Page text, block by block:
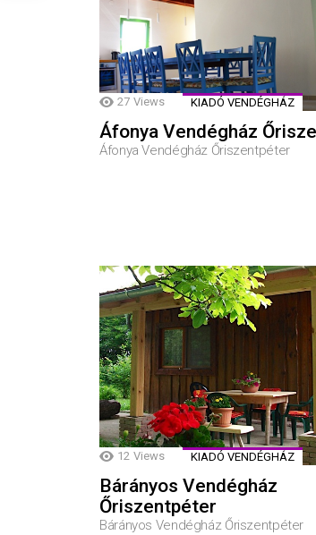
27 Views KIADÓ VENDÉGHÁZ
Áfonya Vendégház
Áfonya Vendégház Őriszentpéter
12 Views KIADÓ VENDÉGHÁZ
Bárányos Vendégház
Őriszentpéter
Bárányos Vendégház Őriszentpéter